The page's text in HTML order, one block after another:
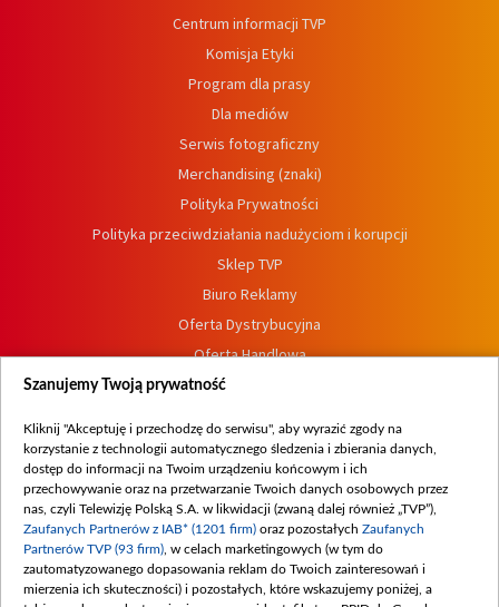
Centrum informacji TVP
Komisja Etyki
Program dla prasy
Dla mediów
Serwis fotograficzny
Merchandising (znaki)
Polityka Prywatności
Polityka przeciwdziałania nadużyciom i korupcji
Sklep TVP
Biuro Reklamy
Oferta Dystrybucyjna
Oferta Handlowa
Dostępność
Procedura zgłoszeń wewnętrznych
Szanujemy Twoją prywatność
Kliknij "Akceptuję i przechodzę do serwisu", aby wyrazić zgody na
korzystanie z technologii automatycznego śledzenia i zbierania danych,
dostęp do informacji na Twoim urządzeniu końcowym i ich
przechowywanie oraz na przetwarzanie Twoich danych osobowych przez
nas, czyli Telewizję Polską S.A. w likwidacji (zwaną dalej również „TVP”),
Zaufanych Partnerów z IAB* (1201 firm) oraz pozostałych Zaufanych
Partnerów TVP (93 firm) , w celach marketingowych (w tym do
zautomatyzowanego dopasowania reklam do Twoich zainteresowań i
mierzenia ich skuteczności) i pozostałych, które wskazujemy poniżej, a